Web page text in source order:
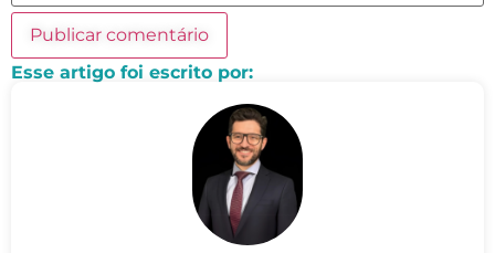
Esse artigo foi escrito por: